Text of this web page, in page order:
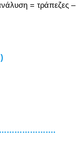
τράπεζες –
)